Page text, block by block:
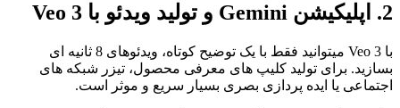
2. اپلیکیشن Gemini و تولید ویدئو با Veo 3
با Veo 3 میتوانید فقط با یک توضیح کوتاه، ویدئوهای 8 ثانیه ای
بسازید. برای تولید کلیپ های معرفی محصول، تیزر شبکه های
اجتماعی یا ایده پردازی بصری بسیار سریع و موثر است.